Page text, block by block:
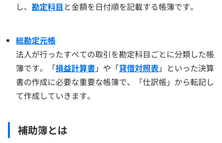
し、 勘定科目 と金額を日付順を記載する帳簿です。
総勘定元帳
法人が行ったすべての取引を勘定科目ごとに分類した帳
簿です。「損益計算書」や「貸借対照表」といった決算
書の作成に必要な重要な帳簿で、「仕訳帳」から転記し
て作成していきます。
補助簿とは